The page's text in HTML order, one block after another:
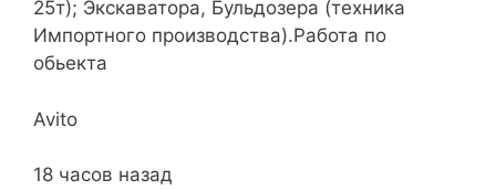
25т); Экскаватора, Бульдозера (техника
Импортного производства).Работа по
обьекта
Avito
18 часов назад